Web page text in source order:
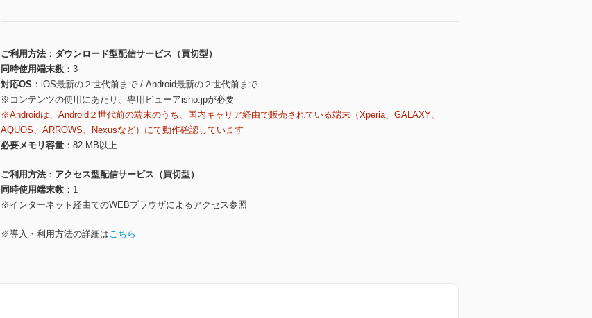
ご利用方法
ダウンロード型配信サービス（買切型）
同時使用端末数
3
対応OS
iOS最新の２世代前まで / Android最新の２世代前まで
※コンテンツの使用にあたり、専用ビューアisho.jpが必要
※Androidは、Android２世代前の端末のうち、国内キャリア経由で販売されている端末（Xperia、GALAXY、
AQUOS、ARROWS、Nexusなど）にて動作確認しています
必要メモリ容量
82 MB以上
ご利用方法
アクセス型配信サービス（買切型）
同時使用端末数
1
※インターネット経由でのWEBブラウザによるアクセス参照
※導入・利用方法の詳細はこちら